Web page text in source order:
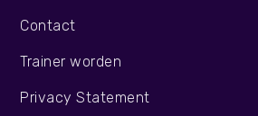
Contact
Trainer worden
Privacy Statement